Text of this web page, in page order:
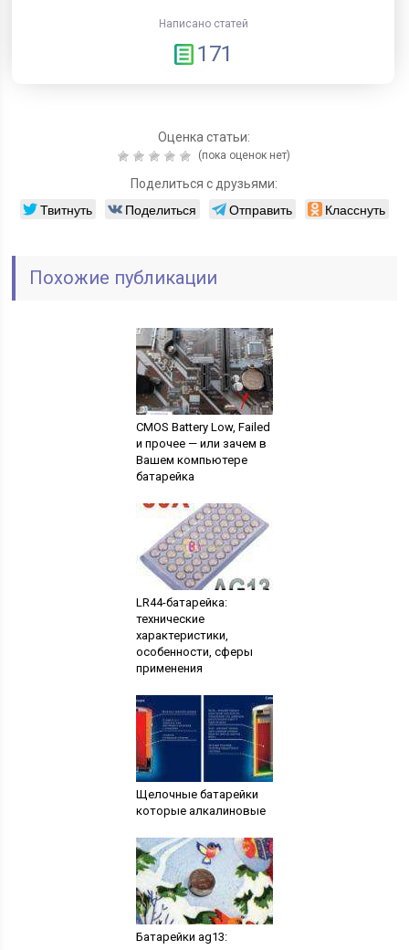
Написано статей
171
Оценка статьи:
(пока оценок нет)
Поделиться с друзьями:
Твитнуть Поделиться Отправить Класснуть
Похожие публикации
CMOS Battery Low, Failed
и прочее — или зачем в
Вашем компьютере
батарейка
LR44-батарейка:
технические
характеристики,
особенности, сферы
применения
Щелочные батарейки
которые алкалиновые
Батарейки ag13: